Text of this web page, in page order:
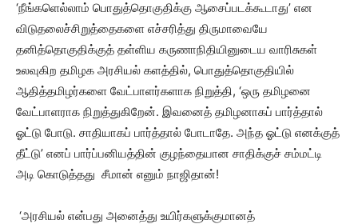
‘நீங்களெல்லாம் பொதுத்தொகுதிக்கு ஆசைப்படக்கூடாது’ என
விடுதலைச்சிறுத்தைகளை எச்சரித்து திருமாவையே
தனித்தொகுதிக்குத் தள்ளிய கருணாநிதியினுடைய வாரிசுகள்
உலவுகிற தமிழக அரசியல் களத்தில், பொதுத்தொகுதியில்
ஆதித்தமிழர்களை வேட்பாளர்களாக நிறுத்தி, ‘ஒரு தமிழனை
வேட்பாளராக நிறுத்துகிறேன். இவனைத் தமிழனாகப் பார்த்தால்
ஓட்டு போடு. சாதியாகப் பார்த்தால் போடாதே. அந்த ஓட்டு எனக்குத்
தீட்டு’ எனப் பார்ப்பனியத்தின் குழந்தையான சாதிக்குச் சம்மட்டி
அடி கொடுத்தது சீமான் எனும் நாஜிதான்!
‘அரசியல் என்பது அனைத்து உயிர்களுக்குமானத்